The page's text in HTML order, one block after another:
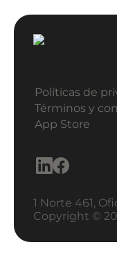
Políticas de
Términos y
App Store
1 Norte 461,
Copyright ©